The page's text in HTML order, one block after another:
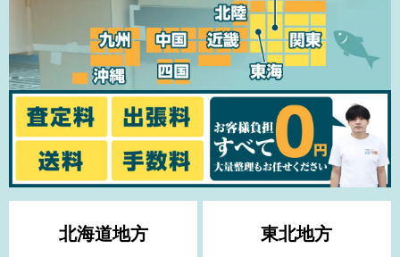
北海道地方 東北地方